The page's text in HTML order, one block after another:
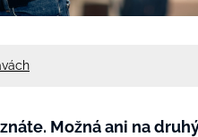
Možná ani na